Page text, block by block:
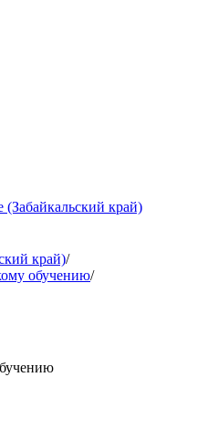
край)
край)/
обучению/